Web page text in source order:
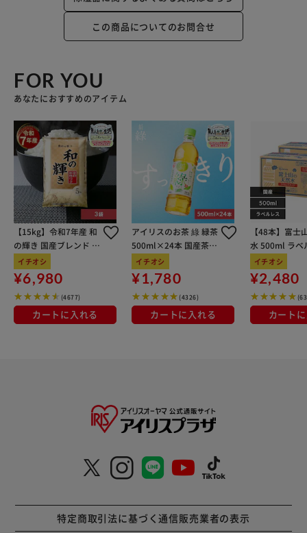
この商品についてのお問合せ
FOR YOU
あなたにおすすめのアイテム
【15kg】令和7年産 和
の輝き 国産ブレンド 5
kg×3袋
イチオシ
¥6,980
(4677)
カートに入れる
アイリスのお茶 綠 緑茶
500ml×24本 国産茶葉
100％使用
イチオシ
¥1,780
(4326)
カートに入れる
【48本】富士
水 500ml ラベ
イチオシ
¥2,480
カート
特定商取引法に基づく通信販売業者の表示